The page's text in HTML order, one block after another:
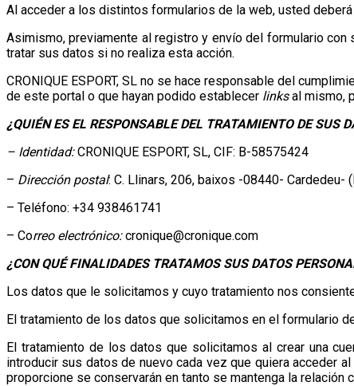
Al acceder a los distintos formularios de la web, usted
Asimismo, previamente al registro y envío del formulario
tratar sus datos si no realiza esta acción.
CRONIQUE ESPORT, SL no se hace responsable del
de este portal o que hayan podido establecer linksal mismo,
¿QUIÉN ES EL RESPONSABLE DEL TRATAMIENTO DE SUS
– Identidad:CRONIQUE ESPORT, SL, CIF: B-58575424
– Dirección postal: C. Llinars, 206, baixos -08440- Cardedeu-
– Teléfono: +34 938461741
– Correo electrónico:cronique@cronique.com
¿CON QUÉ FINALIDADES TRATAMOS SUS DATOS
Los datos que le solicitamos y cuyo tratamiento nos
El tratamiento de los datos que solicitamos en el formulario
El tratamiento de los datos que solicitamos al crear una
introducir sus datos de nuevo cada vez que quiera acceder
proporcione se conservarán en tanto se mantenga la